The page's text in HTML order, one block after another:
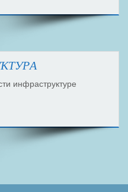
инфраструктуре